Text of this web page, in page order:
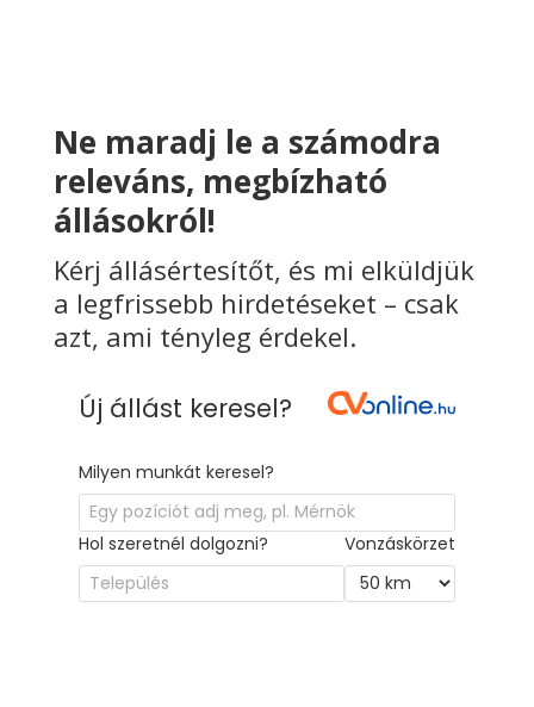
Ne maradj le a számodra
releváns, megbízható
állásokról!
Kérj állásértesítőt, és mi elküldjük
a legfrissebb hirdetéseket – csak
azt, ami tényleg érdekel.